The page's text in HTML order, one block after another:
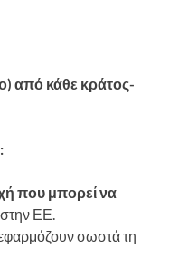
από κάθε κράτος-
που μπορεί να
στην ΕΕ.
σωστά τη